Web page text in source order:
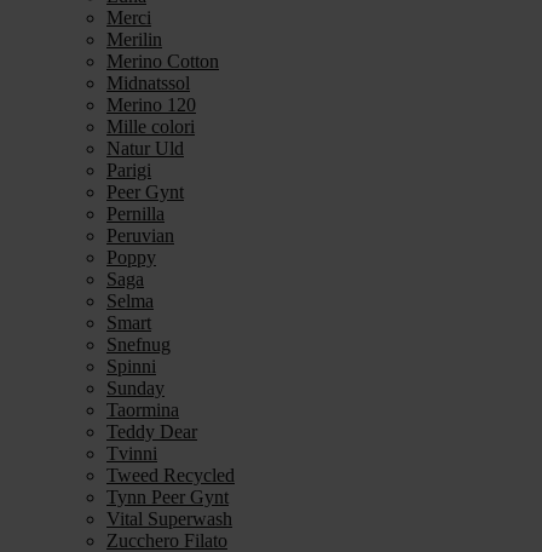
Merci
Merilin
Merino Cotton
Midnatssol
Merino 120
Mille colori
Natur Uld
Parigi
Peer Gynt
Pernilla
Peruvian
Poppy
Saga
Selma
Smart
Snefnug
Spinni
Sunday
Taormina
Teddy Dear
Tvinni
Tweed Recycled
Tynn Peer Gynt
Vital Superwash
Zucchero Filato